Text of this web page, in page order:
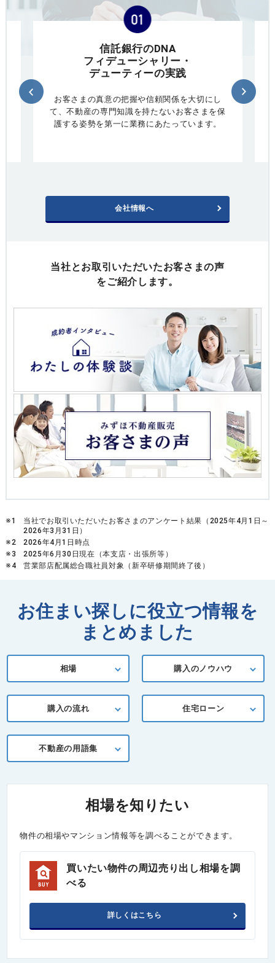
信託銀行のDNA
フィデューシャリー・
デューティーの実践
お客さまの真意の把握や信頼関係を大切にし
て、不動産の専門知識を持たないお客さまを保
護する姿勢を第一に業務にあたっています。
会社情報へ
当社とお取引いただいたお客さまの声
をご紹介します。
※1
当社でお取引いただいたお客さまのアンケート結果（2025年4月1日～
2026年3月31日）
※2
2026年4月1日時点
※3
2025年6月30日現在（本支店・出張所等）
※4
営業部店配属総合職社員対象（新卒研修期間終了後）
お住まい探しに役立つ情報を
まとめました
相場 購入のノウハウ
購入の流れ 住宅ローン
不動産の用語集
相場を知りたい
物件の相場やマンション情報等を調べることができます。
買いたい物件の周辺売り出し相場を調
べる
詳しくはこちら